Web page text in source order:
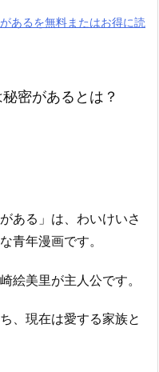
あるを無料またはお得に読
密があるとは？
ある」は、わいけいさ
青年漫画です。
絵美里が主人公です。
、現在は愛する家族と